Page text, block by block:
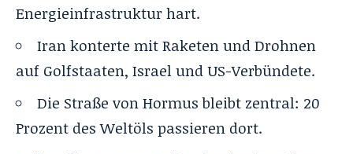
Energieinfrastruktur hart.
Iran konterte mit Raketen und Drohnen
auf Golfstaaten, Israel und US-Verbündete.
Die Straße von Hormusbleibt zentral: 20
Prozent des Weltöls passieren dort.